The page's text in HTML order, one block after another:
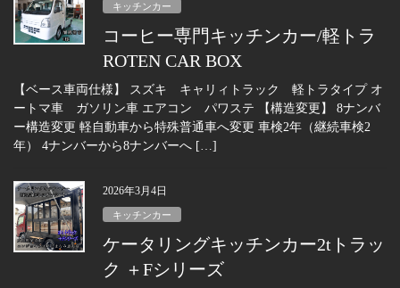
キッチンカー
コーヒー専門キッチンカー/軽トラ
ROTEN CAR BOX
【ベース車両仕様】 スズキ キャリィトラック 軽トラタイプ オ
ートマ車 ガソリン車 エアコン パワステ 【構造変更】 8ナンバ
ー構造変更 軽自動車から特殊普通車へ変更 車検2年（継続車検2
年） 4ナンバーから8ナンバーへ […]
2026年3月4日
キッチンカー
ケータリングキッチンカー2tトラッ
ク ＋Fシリーズ